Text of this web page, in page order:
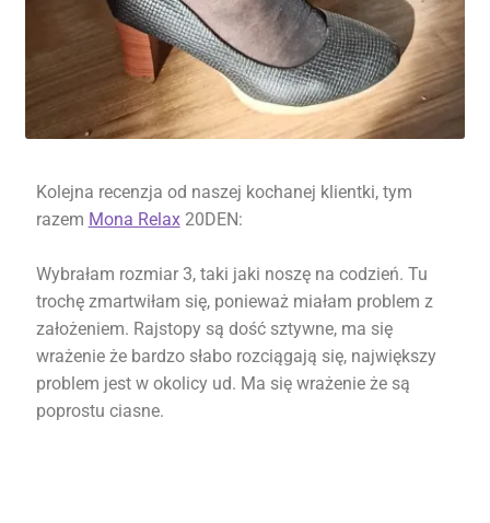
Kolejna recenzja od naszej kochanej klientki, tym
razem Mona Relax20DEN:
Wybrałam rozmiar 3, taki jaki noszę na codzień. Tu
trochę zmartwiłam się, ponieważ miałam problem z
założeniem. Rajstopy są dość sztywne, ma się
wrażenie że bardzo słabo rozciągają się, największy
problem jest w okolicy ud. Ma się wrażenie że są
poprostu ciasne.